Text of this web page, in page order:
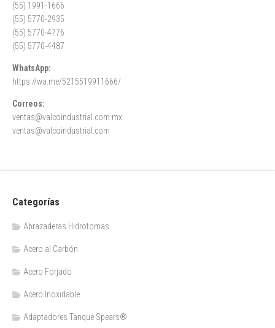
(55) 1991-1666
(55) 5770-2935
(55) 5770-4776
(55) 5770-4487
WhatsApp:
https://wa.me/5215519911666/
Correos:
ventas@valcoindustrial.com.mx
ventas@valcoindustrial.com
Categorías
Abrazaderas Hidrotomas
Acero al Carbón
Acero Forjado
Acero Inoxidable
Adaptadores Tanque Spears®